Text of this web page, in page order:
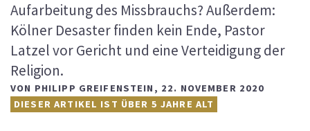
Aufarbeitung des Missbrauchs? Außerdem:
Kölner Desaster finden kein Ende, Pastor
Latzel vor Gericht und eine Verteidigung der
Religion.
VON PHILIPP GREIFENSTEIN , 22. NOVEMBER 2020
DIESER ARTIKEL IST ÜBER 5 JAHRE ALT